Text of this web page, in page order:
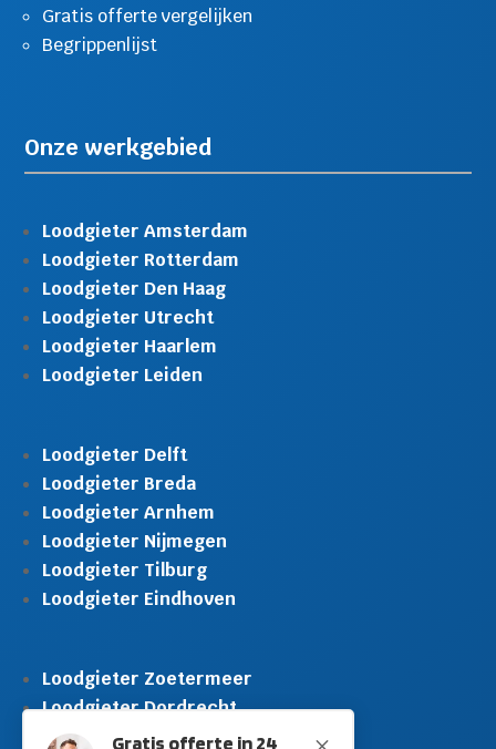
Gratis offerte in 24
Gratis offerte vergelijken
Begrippenlijst
Onze werkgebied
Loodgieter Amsterdam
Loodgieter Rotterdam
Loodgieter Den Haag
Loodgieter Utrecht
Loodgieter Haarlem
Loodgieter Leiden
Loodgieter Delft
Loodgieter Breda
Loodgieter Arnhem
Loodgieter Nijmegen
Loodgieter Tilburg
Loodgieter Eindhoven
Loodgieter Zoetermeer
Loodgieter Dordrecht
Loodgieter Rijswijk